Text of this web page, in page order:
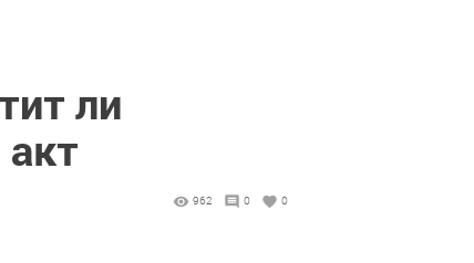
ли
962 0 0